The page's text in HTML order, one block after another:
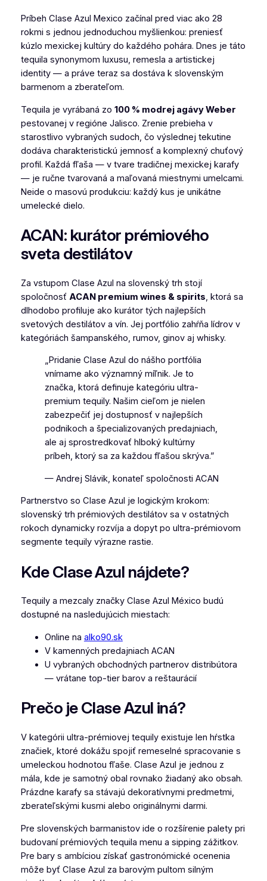
Príbeh Clase Azul Mexico začínal pred viac ako 28
rokmi s jednou jednoduchou myšlienkou: preniesť
kúzlo mexickej kultúry do každého pohára. Dnes je táto
tequila synonymom luxusu, remesla a artistickej
identity — a práve teraz sa dostáva k slovenským
barmenom a zberateľom.
Tequila je vyrábaná zo 100 % modrej agávy Weber
pestovanej v regióne Jalisco. Zrenie prebieha v
starostlivo vybraných sudoch, čo výslednej tekutine
dodáva charakteristickú jemnosť a komplexný chuťový
profil. Každá fľaša — v tvare tradičnej mexickej karafy
— je ručne tvarovaná a maľovaná miestnymi umelcami.
Neide o masovú produkciu: každý kus je unikátne
umelecké dielo.
ACAN: kurátor prémiového
sveta destilátov
Za vstupom Clase Azul na slovenský trh stojí
spoločnosť ACAN premium wines & spirits, ktorá sa
dlhodobo profiluje ako kurátor tých najlepších
svetových destilátov a vín. Jej portfólio zahŕňa lídrov v
kategóriách šampanského, rumov, ginov aj whisky.
„Pridanie Clase Azul do nášho portfólia
vnímame ako významný míľnik. Je to
značka, ktorá definuje kategóriu ultra-
premium tequily. Našim cieľom je nielen
zabezpečiť jej dostupnosť v najlepších
podnikoch a špecializovaných predajniach,
ale aj sprostredkovať hlboký kultúrny
príbeh, ktorý sa za každou fľašou skrýva.”
— Andrej Slávik, konateľ spoločnosti ACAN
Partnerstvo so Clase Azul je logickým krokom:
slovenský trh prémiových destilátov sa v ostatných
rokoch dynamicky rozvíja a dopyt po ultra-prémiovom
segmente tequily výrazne rastie.
Kde Clase Azul nájdete?
Tequily a mezcaly značky Clase Azul México budú
dostupné na nasledujúcich miestach:
Online na alko90.sk
V kamenných predajniach ACAN
U vybraných obchodných partnerov distribútora
— vrátane top-tier barov a reštaurácií
Prečo je Clase Azul iná?
V kategórii ultra-prémiovej tequily existuje len hŕstka
značiek, ktoré dokážu spojiť remeselné spracovanie s
umeleckou hodnotou fľaše. Clase Azul je jednou z
mála, kde je samotný obal rovnako žiadaný ako obsah.
Prázdne karafy sa stávajú dekoratívnymi predmetmi,
zberateľskými kusmi alebo originálnymi darmi.
Pre slovenských barmanistov ide o rozšírenie palety pri
budovaní prémiových tequila menu a sipping zážitkov.
Pre bary s ambíciou získať gastronómické ocenenia
môže byť Clase Azul za barovým pultom silným